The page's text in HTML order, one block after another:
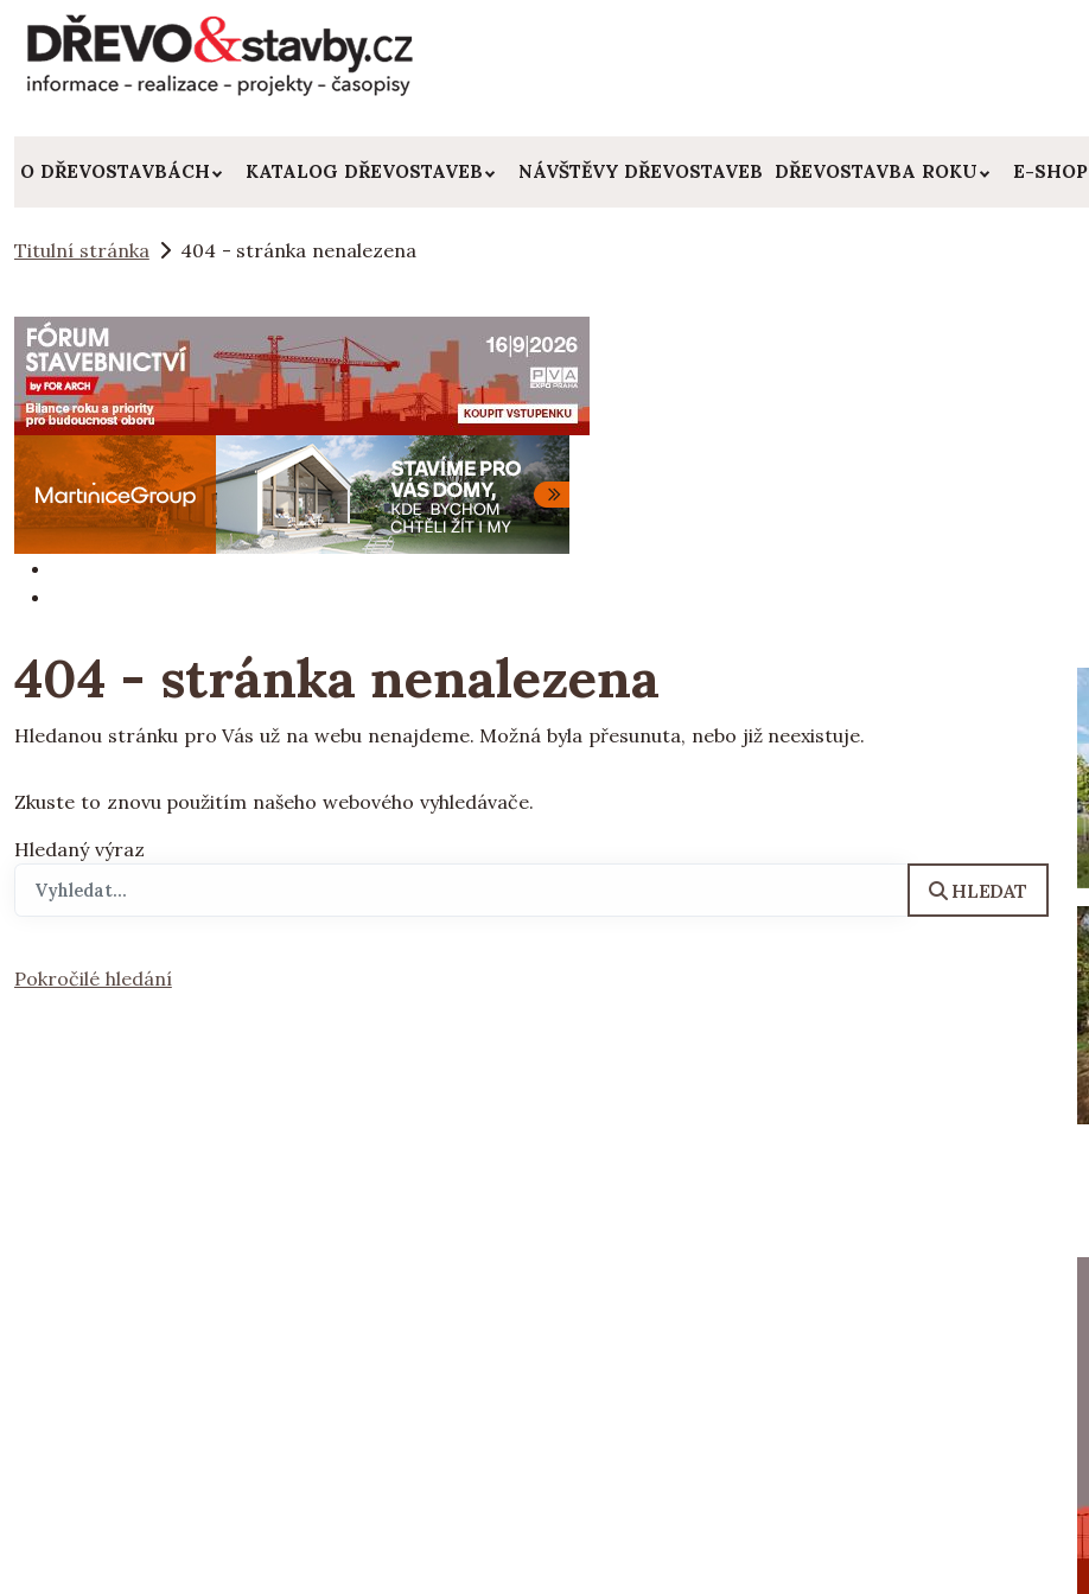
O DŘEVOSTAVBÁCH KATALOG DŘEVOSTAVEB NÁVŠTĚVY DŘEVOSTAVEB DŘEVOSTAVBA ROKU E-SHOP
Titulní stránka 404 - stránka nenalezena
404 - stránka nenalezena
Hledanou stránku pro Vás už na webu nenajdeme. Možná byla přesunuta, nebo již neexistuje.
Zkuste to znovu použitím našeho webového vyhledávače.
Hledaný výraz
HLEDAT
Pokročilé hledání